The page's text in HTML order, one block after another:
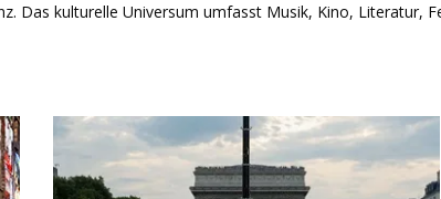
Das kulturelle Universum umfasst Musik, Kino, Literatur,